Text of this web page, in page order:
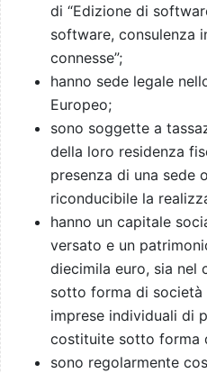
di “Edizione di
software, consulenza
connesse”;
hanno sede legale
Europeo;
sono soggette a
della loro residenza
presenza di una sede
riconducibile la
hanno un capitale
versato e un
diecimila euro, sia nel
sotto forma di società
imprese individuali di
costituite sotto forma
sono regolarmente